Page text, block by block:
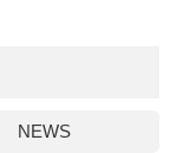
NEWS